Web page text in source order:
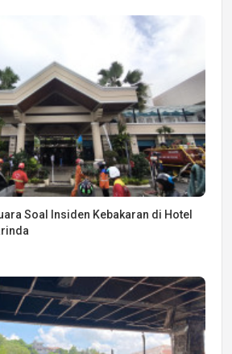
Soal Insiden Kebakaran di Hotel